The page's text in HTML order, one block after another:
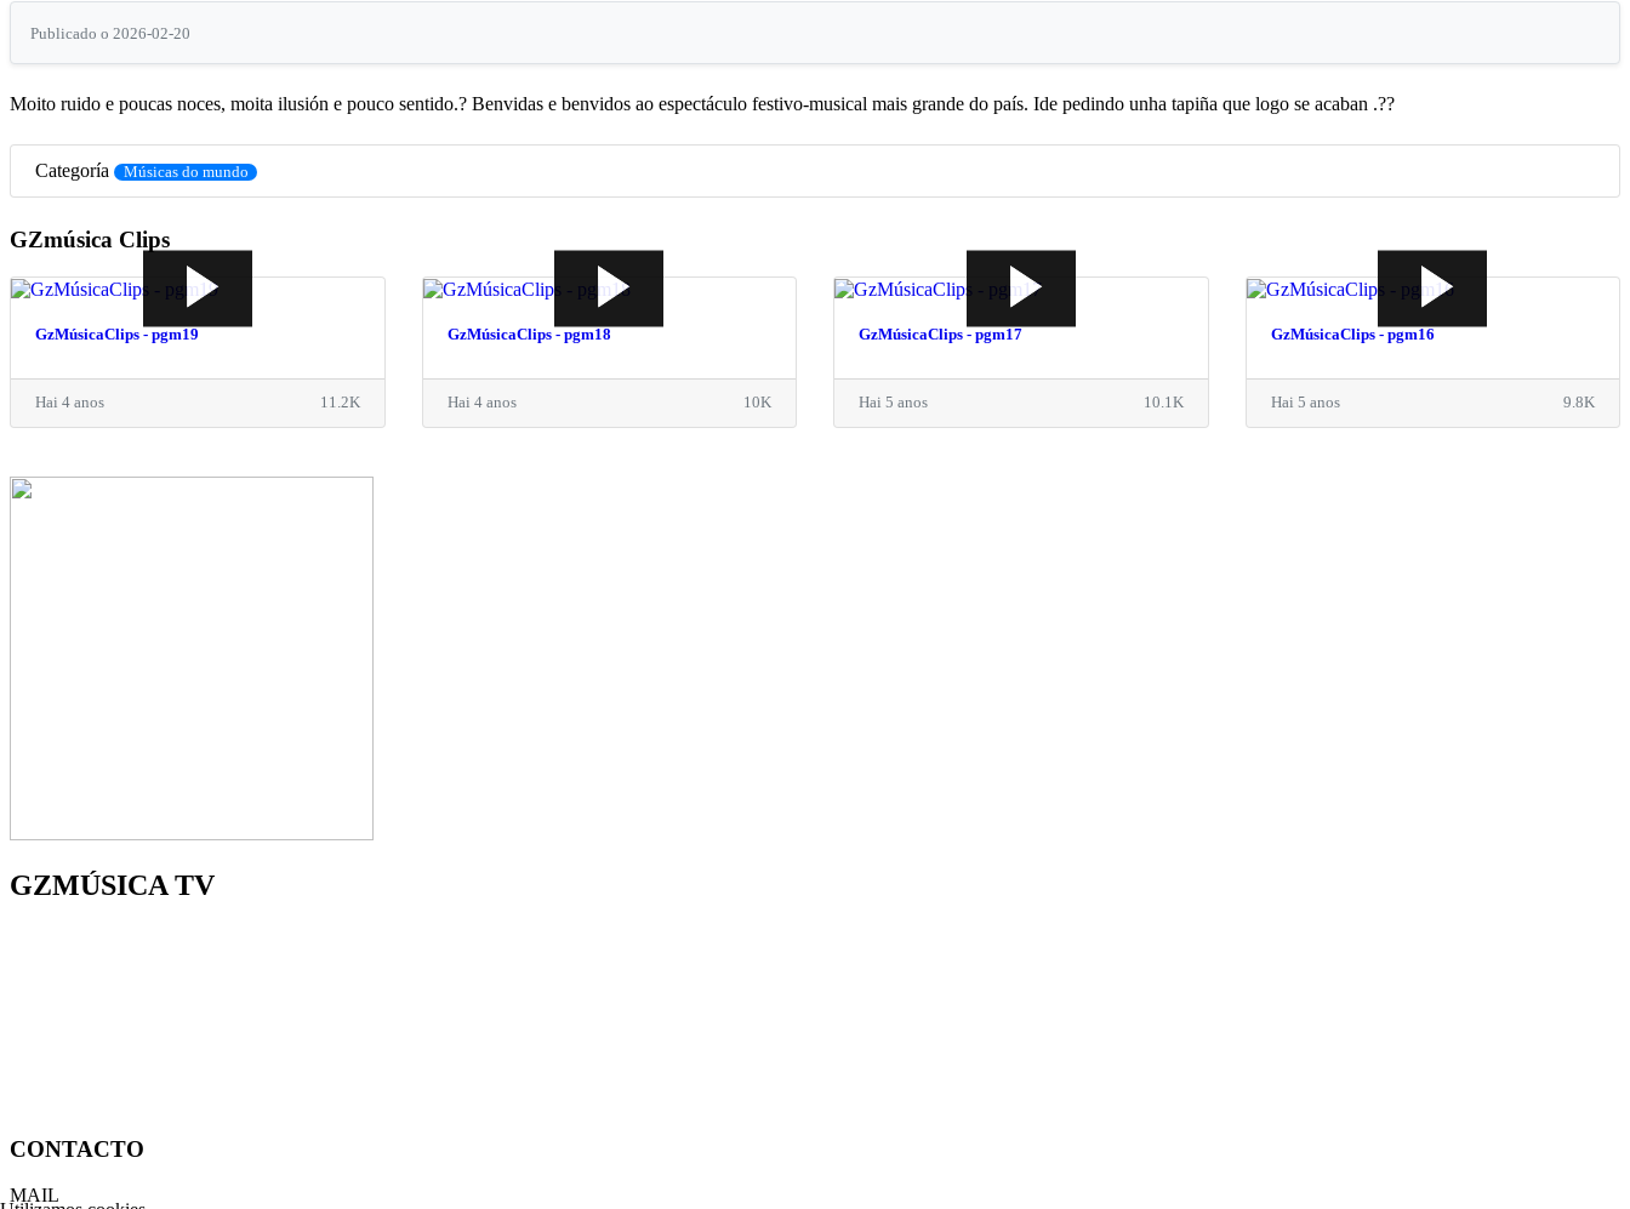
Publicado o 2026-02-20
Moito ruido e poucas noces, moita ilusión e pouco sentido.? Benvidas e benvidos ao espectáculo festivo-musical mais grande do país. Ide pedindo unha tapiña que logo se acaban .??
Categoría Músicas do mundo
GZmúsica Clips
GzMúsicaClips - pgm19
Hai 4 anos 11.2K
GzMúsicaClips - pgm18
Hai 4 anos 10K
GzMúsicaClips - pgm17
Hai 5 anos 10.1K
GzMúsicaClips - pgm16
Hai 5 anos 9.8K
GZMÚSICA TV
CONTACTO
MAIL